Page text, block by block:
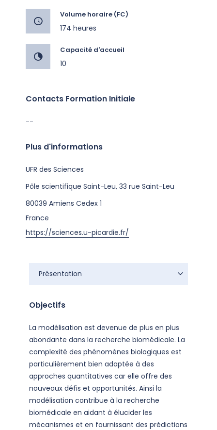
Volume horaire (FC)
174 heures
Capacité d'accueil
10
Contacts Formation Initiale
--
Plus d'informations
UFR des Sciences
Pôle scientifique Saint-Leu, 33 rue Saint-Leu
80039 Amiens Cedex 1
France
https://sciences.u-picardie.fr/
Présentation
Présentation
Objectifs
La modélisation est devenue de plus en plus
abondante dans la recherche biomédicale. La
complexité des phénomènes biologiques est
particulièrement bien adaptée à des
approches quantitatives car elle offre des
nouveaux défis et opportunités. Ainsi la
modélisation contribue à la recherche
biomédicale en aidant à élucider les
mécanismes et en fournissant des prédictions